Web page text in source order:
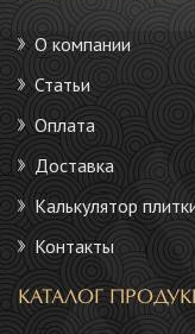
О компании
Статьи
Оплата
Доставка
Калькулятор
Контакты
КАТАЛОГ